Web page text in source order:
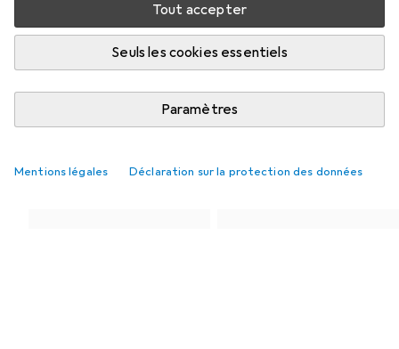
Tout accepter
Seuls les cookies essentiels
Paramètres
Mentions légales Déclaration sur la protection des données
Cahier + bloc-notes Sous-main